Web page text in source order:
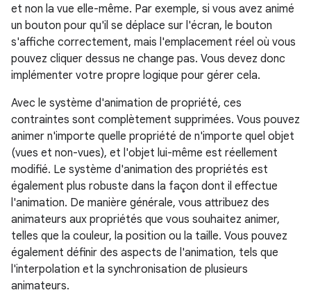
et non la vue elle-même. Par exemple, si vous avez animé
un bouton pour qu'il se déplace sur l'écran, le bouton
s'affiche correctement, mais l'emplacement réel où vous
pouvez cliquer dessus ne change pas. Vous devez donc
implémenter votre propre logique pour gérer cela.
Avec le système d'animation de propriété, ces
contraintes sont complètement supprimées. Vous pouvez
animer n'importe quelle propriété de n'importe quel objet
(vues et non-vues), et l'objet lui-même est réellement
modifié. Le système d'animation des propriétés est
également plus robuste dans la façon dont il effectue
l'animation. De manière générale, vous attribuez des
animateurs aux propriétés que vous souhaitez animer,
telles que la couleur, la position ou la taille. Vous pouvez
également définir des aspects de l'animation, tels que
l'interpolation et la synchronisation de plusieurs
animateurs.